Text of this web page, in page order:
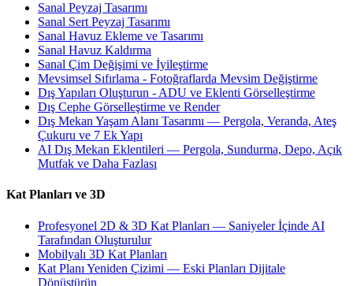
Sanal Peyzaj Tasarımı
Sanal Sert Peyzaj Tasarımı
Sanal Havuz Ekleme ve Tasarımı
Sanal Havuz Kaldırma
Sanal Çim Değişimi ve İyileştirme
Mevsimsel Sıfırlama - Fotoğraflarda Mevsim Değiştirme
Dış Yapıları Oluşturun - ADU ve Eklenti Görselleştirme
Dış Cephe Görselleştirme ve Render
Dış Mekan Yaşam Alanı Tasarımı — Pergola, Veranda, Ateş
Çukuru ve 7 Ek Yapı
AI Dış Mekan Eklentileri — Pergola, Sundurma, Depo, Açık
Mutfak ve Daha Fazlası
Kat Planları ve 3D
Profesyonel 2D & 3D Kat Planları — Saniyeler İçinde AI
Tarafından Oluşturulur
Mobilyalı 3D Kat Planları
Kat Planı Yeniden Çizimi — Eski Planları Dijitale
Dönüştürün